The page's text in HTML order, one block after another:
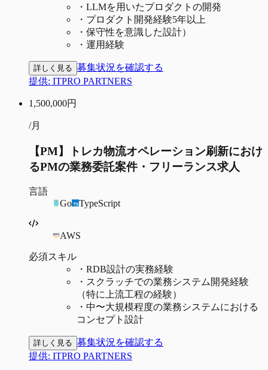
・ LLMを用いたプロダクトの開発
・ プロダクト開発経験5年以上
・ 保守性を意識した設計）
・ 運用経験
詳しく見る 募集状況を確認する
提供: ITPRO PARTNERS
1,500,000円
/月
【PM】トレカ物流オペレーション刷新におけ
るPMの業務委託案件・フリーランス求人
言語
Go
TypeScript
AWS
必須スキル
・ RDB設計の実務経験
・ スクラッチでの業務システム開発経験
（特に上流工程の経験）
・ 中〜大規模程度の業務システムにおける
コンセプト設計
詳しく見る 募集状況を確認する
提供: ITPRO PARTNERS